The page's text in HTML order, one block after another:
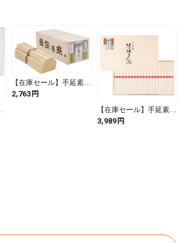
【在庫セール】手延素麺
揖保乃糸 金胡麻 70g×8束
そうめん 木箱 ギフ
2,763円
【在庫セール】手延素麺
揖保乃糸 上級品 50g×20
束 赤帯 そうめん 木箱 ギ
3,989円